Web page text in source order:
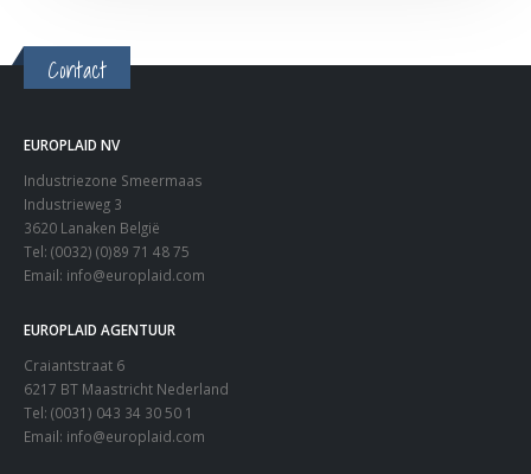
Contact
EUROPLAID NV
Industriezone Smeermaas
Industrieweg 3
3620 Lanaken België
Tel: (0032) (0)89 71 48 75
Email: info@europlaid.com
EUROPLAID AGENTUUR
Craiantstraat 6
6217 BT Maastricht Nederland
Tel: (0031) 043 34 30 50 1
Email: info@europlaid.com